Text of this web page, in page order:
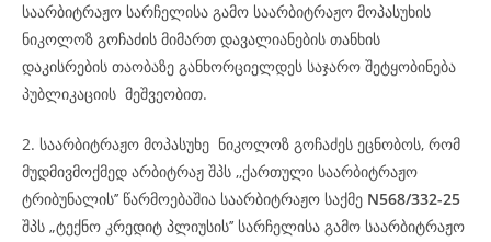
საარბიტრაჟო სარჩელისა გამო საარბიტრაჟო მოპასუხის
ნიკოლოზ გოჩაძის მიმართ დავალიანების თანხის
დაკისრების თაობაზე განხორციელდეს საჯარო შეტყობინება
პუბლიკაციის მეშვეობით.
2. საარბიტრაჟო მოპასუხე ნიკოლოზ გოჩაძეს ეცნობოს, რომ
მუდმივმოქმედ არბიტრაჟ შპს ,,ქართული საარბიტრაჟო
ტრიბუნალის’’ წარმოებაშია საარბიტრაჟო საქმე N568/332-25
შპს „ტექნო კრედიტ პლიუსის’’ სარჩელისა გამო საარბიტრაჟო